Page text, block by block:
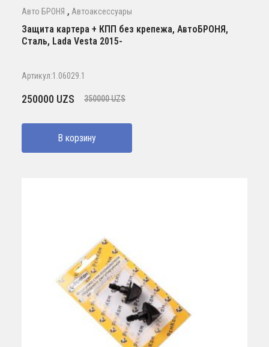
Авто БРОНЯ , Автоаксессуары
Защита картера + КПП без крепежа, АвтоБРОНЯ,
Сталь, Lada Vesta 2015-
Артикул:1.06029.1
350000UZS
Первоначальная
составляла
350000 UZS.
250000 UZS
Текущая
250000 UZS.
В корзину